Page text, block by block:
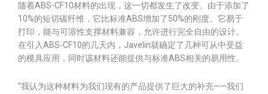
随着ABS-CF10材料的出现，这一切都发生了改变。由于添加了
10%的短切碳纤维，它比标准ABS增加了50%的刚度。它易于
打印，能与可溶性支撑材料兼容，允许进行完全自由的设计。
在引入ABS-CF10的几天内，Javelin就确定了几种可从中受益
的模具应用，同时该材料还能提供与标准ABS相关的易用性。
“我认为这种材料为我们现有的产品提供了巨大的补充——我们